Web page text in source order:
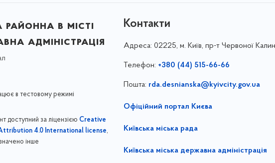
в місті
адміністрація
в тестовому режимі
доступний за ліцензією Creative
4.0 International license,
інше
Контакти
Адреса: 02225, м. Київ, пр-т Червоної
Телефон: +380 (44) 515-66-66
Пошта: rda.desnianska@kyivcity.gov.ua
Офіційний портал Києва
Київська міська рада
Київська міська державна адміністрація